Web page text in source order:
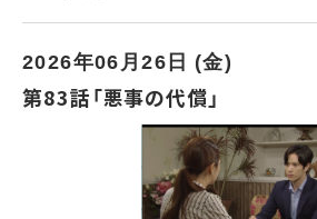
2026年06月26日 (金)
第83話「悪事の代償」